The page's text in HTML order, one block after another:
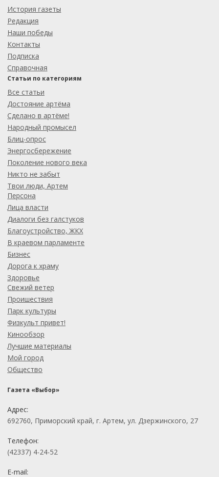
История газеты
Редакция
Наши победы
Контакты
Подписка
Справочная
Статьи по категориям
Все статьи
Достояние артёма
Сделано в артёме!
Народный промысел
Блиц-опрос
Энергосбережение
Поколение нового века
Никто не забыт
Твои люди, Артем
Персона
Лица власти
Диалоги без галстуков
Благоустройство, ЖКХ
В краевом парламенте
Бизнес
Дорога к храму
Здоровье
Свежий ветер
Проишествия
Парк культуры
Физкульт привет!
Кинообзор
Лучшие материалы
Мой город
Общество
Газета «Выбор»
Адрес:
692760, Приморский край, г. Артем, ул. Дзержинского, 27
Телефон:
(42337) 4-24-52
E-mail: